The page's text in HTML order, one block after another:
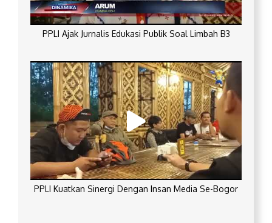
PPLI Ajak Jurnalis Edukasi Publik Soal Limbah B3
PPLI Kuatkan Sinergi Dengan Insan Media Se-Bogor